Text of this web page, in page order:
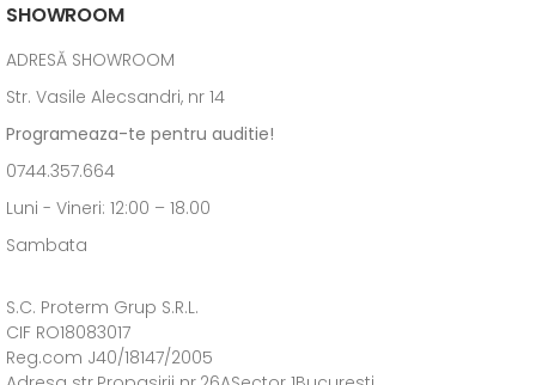
SHOWROOM
ADRESĂ SHOWROOM
Str. Vasile Alecsandri, nr 14
Programeaza-te pentru auditie!
0744.357.664
Luni - Vineri: 12:00 – 18.00
Sambata
S.C. Proterm Grup S.R.L.
CIF RO18083017
Reg.com J40/18147/2005